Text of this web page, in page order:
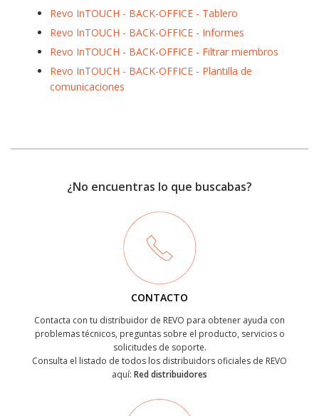
Revo InTOUCH - BACK-OFFICE - Tablero
Revo InTOUCH - BACK-OFFICE - Informes
Revo InTOUCH - BACK-OFFICE - Filtrar miembros
Revo InTOUCH - BACK-OFFICE - Plantilla de
comunicaciones
¿No encuentras lo que buscabas?
CONTACTO
Contacta con tu distribuidor de REVO para obtener ayuda con
problemas técnicos, preguntas sobre el producto, servicios o
solicitudes de soporte.
Consulta el listado de todos los distribuidors oficiales de REVO
aquí: Red distribuidores